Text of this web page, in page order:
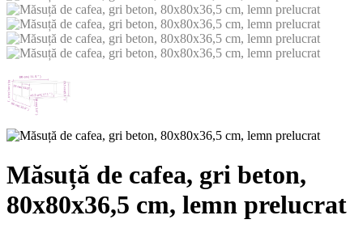
Măsuță de cafea, gri beton,
80x80x36,5 cm, lemn prelucrat